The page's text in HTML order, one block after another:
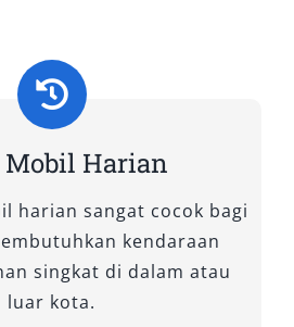
Rental Mobil
Tepat
Surabaya yang tepat
matang agar
nyaman, dan sesuai
tips praktis yang bisa
Mobil Harian
harian sangat cocok bagi
kendaraan
singkat di dalam atau
luar kota.